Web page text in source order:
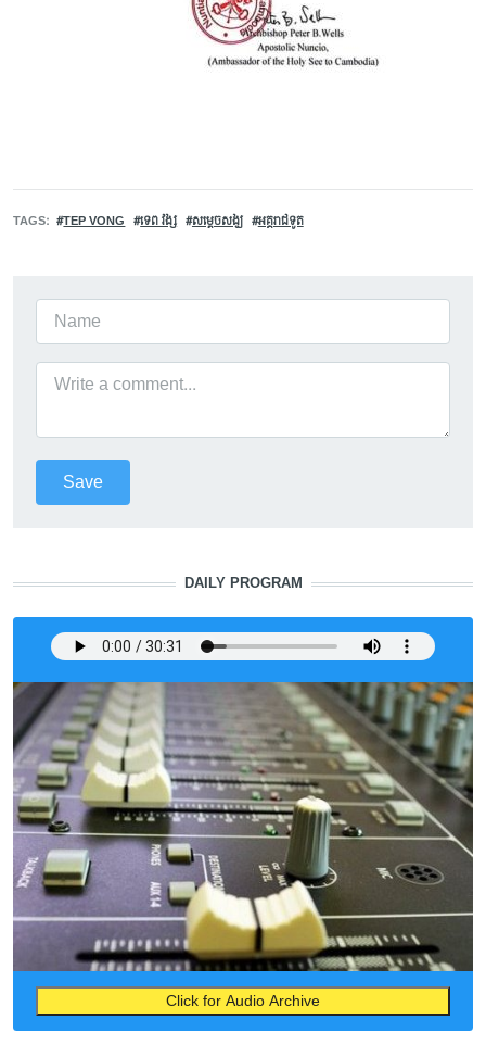
TAGS TEP VONG ទេព វង្ស សម្ដេចសង្ឃ អគ្គរាជទូត
DAILY PROGRAM
Click for Audio Archive